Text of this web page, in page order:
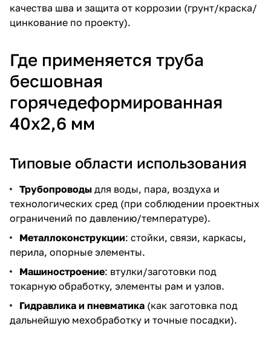
качества шва и защита от коррозии (грунт/краска/
цинкование по проекту).
Где применяется труба
бесшовная
горячедеформированная
40х2,6 мм
Типовые области использования
Трубопроводы для воды, пара, воздуха и
технологических сред (при соблюдении проектных
ограничений по давлению/температуре).
Металлоконструкции: стойки, связи, каркасы,
перила, опорные элементы.
Машиностроение: втулки/заготовки под
токарную обработку, элементы рам и узлов.
Гидравлика и пневматика (как заготовка под
дальнейшую мехобработку и точные посадки).